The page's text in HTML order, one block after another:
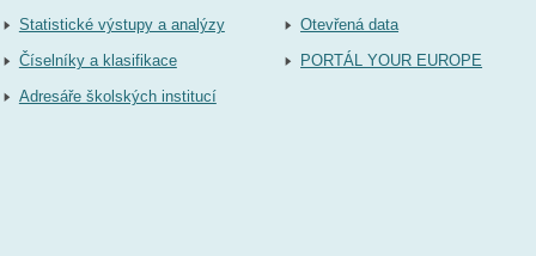
Statistické výstupy a analýzy
Číselníky a klasifikace
Adresáře školských institucí
Otevřená data
PORTÁL YOUR EUROPE